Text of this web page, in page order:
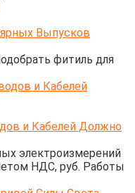
Выпусков
фитиль для
и Кабелей Должно
электроизмерений
НДС, руб. Работы